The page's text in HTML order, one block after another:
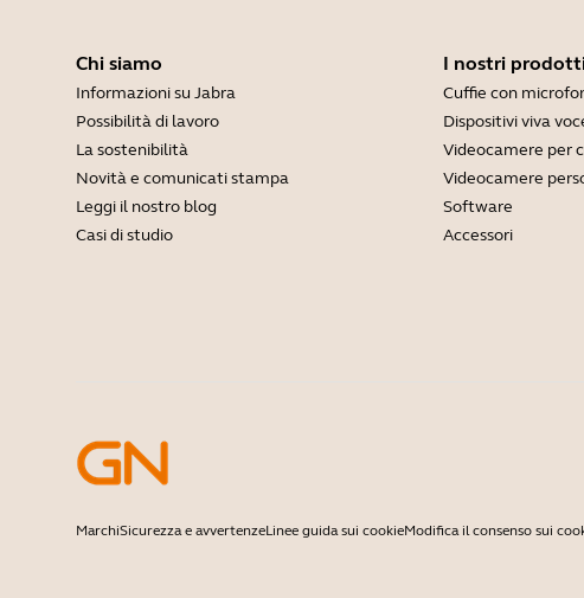
Chi siamo
Informazioni su Jabra
Possibilità di lavoro
La sostenibilità
Novità e comunicati stampa
Leggi il nostro blog
Casi di studio
I nostri
Cuffie con
Dispositivi viva
Videocamere per
Videocamere
Software
Accessori
MarchiSicurezza e avvertenzeLinee guida sui cookieModifica il consenso sui